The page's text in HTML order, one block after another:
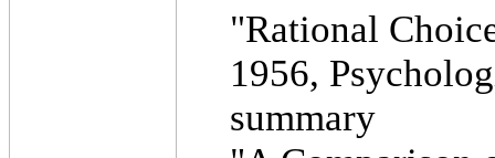
"Rational
1956,
summary